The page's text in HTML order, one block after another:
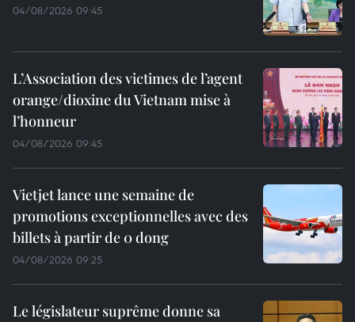
04/08/2026 09:45
L’Association des victimes de l’agent
orange/dioxine du Vietnam mise à
l’honneur
04/08/2026 09:45
Vietjet lance une semaine de
promotions exceptionnelles avec des
billets à partir de 0 dong
04/08/2026 09:25
Le législateur suprême donne sa